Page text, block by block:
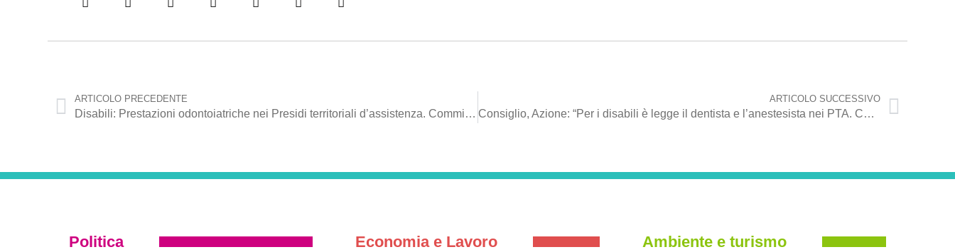
ARTICOLO PRECEDENTE
Disabili: Prestazioni odontoiatriche nei Presidi territoriali d’assistenza. Commissione approva nostra pdl
ARTICOLO SUCCESSIVO
Consiglio, Azione: “Per i disabili è legge il dentista e l’anestesista nei PTA. Consiglio approva nostra proposta”
Politica Economia e Lavoro Ambiente e turismo